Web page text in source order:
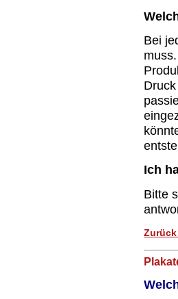
Bei
Ich
Bitte
Zurück